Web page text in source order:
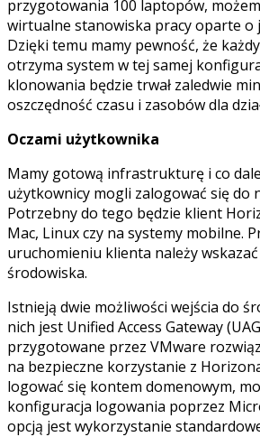
przygotowania 100 laptopów,
wirtualne stanowiska pracy oparte o
Dzięki temu mamy pewność, że
otrzyma system w tej samej
klonowania będzie trwał zaledwie
oszczędność czasu i zasobów dla
Oczami użytkownika
Mamy gotową infrastrukturę i co
użytkownicy mogli zalogować się do
Potrzebny do tego będzie klient
Mac, Linux czy na systemy mobilne.
uruchomieniu klienta należy
środowiska.
Istnieją dwie możliwości wejścia do
nich jest Unified Access Gateway
przygotowane przez VMware
na bezpieczne korzystanie z
logować się kontem domenowym,
konfiguracja logowania poprzez
opcją jest wykorzystanie